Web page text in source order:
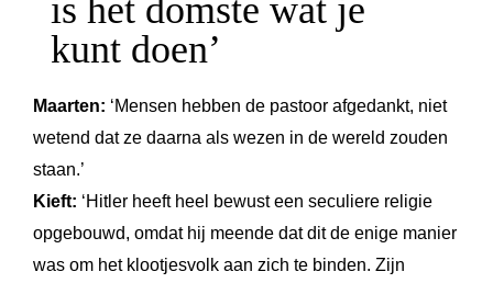
is het domste wat je
kunt doen’
Maarten: ‘Mensen hebben de pastoor afgedankt, niet
wetend dat ze daarna als wezen in de wereld zouden
staan.’
Kieft: ‘Hitler heeft heel bewust een seculiere religie
opgebouwd, omdat hij meende dat dit de enige manier
was om het klootjesvolk aan zich te binden. Zijn